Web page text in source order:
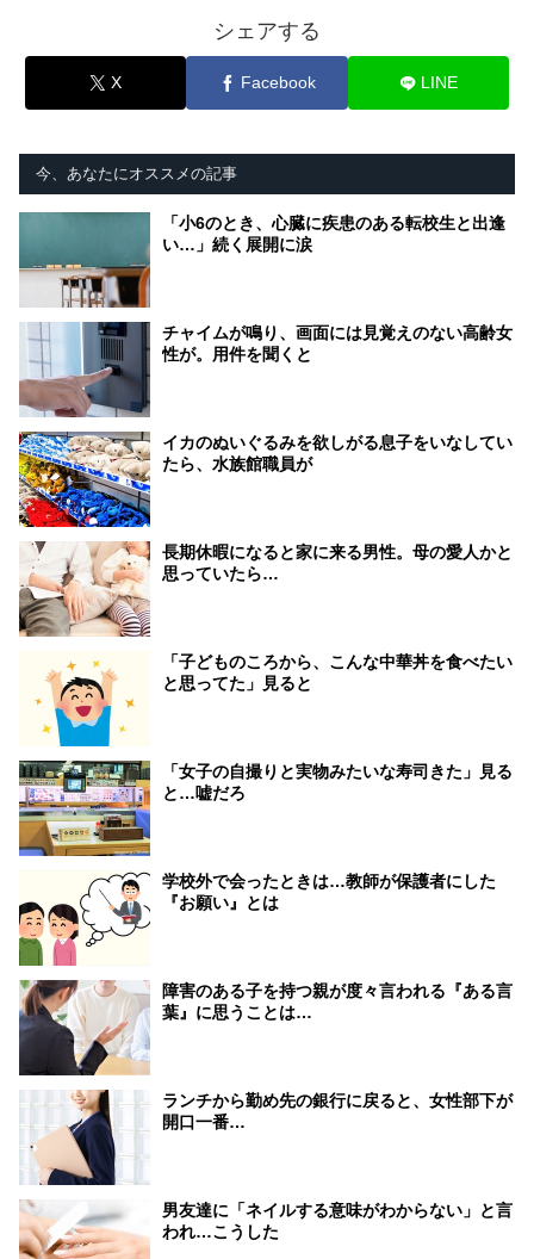
シェアする
X Facebook LINE
今、あなたにオススメの記事
「小6のとき、心臓に疾患のある転校生と出逢
い…」続く展開に涙
チャイムが鳴り、画面には見覚えのない高齢女
性が。用件を聞くと
イカのぬいぐるみを欲しがる息子をいなしてい
たら、水族館職員が
長期休暇になると家に来る男性。母の愛人かと
思っていたら…
「子どものころから、こんな中華丼を食べたい
と思ってた」見ると
「女子の自撮りと実物みたいな寿司きた」見る
と…嘘だろ
学校外で会ったときは…教師が保護者にした
『お願い』とは
障害のある子を持つ親が度々言われる『ある言
葉』に思うことは…
ランチから勤め先の銀行に戻ると、女性部下が
開口一番…
男友達に「ネイルする意味がわからない」と言
われ…こうした